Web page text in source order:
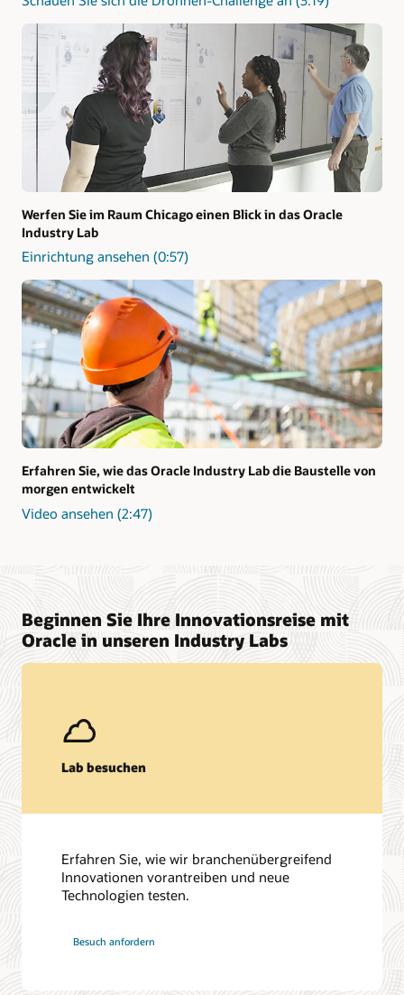
Werfen Sie im Raum Chicago einen Blick in das Oracle
Industry Lab
Einrichtung ansehen (0:57)
Erfahren Sie, wie das Oracle Industry Lab die Baustelle von
morgen entwickelt
Video ansehen (2:47)
Beginnen Sie Ihre Innovationsreise mit
Oracle in unseren Industry Labs
Lab besuchen
Erfahren Sie, wie wir branchenübergreifend
Innovationen vorantreiben und neue
Technologien testen.
Besuch anfordern